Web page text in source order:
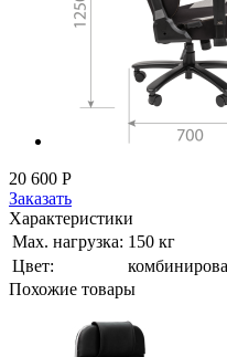
20 600 Р
Заказать
Характеристики
Мах. нагрузка: 150 кг
Цвет:
Похожие товары